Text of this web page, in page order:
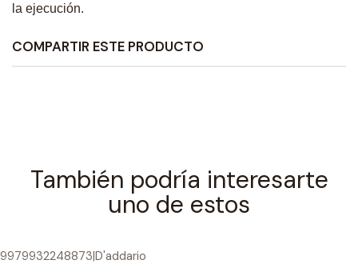
la ejecución.
COMPARTIR ESTE PRODUCTO
También podría interesarte
uno de estos
9979932248873|D'addario